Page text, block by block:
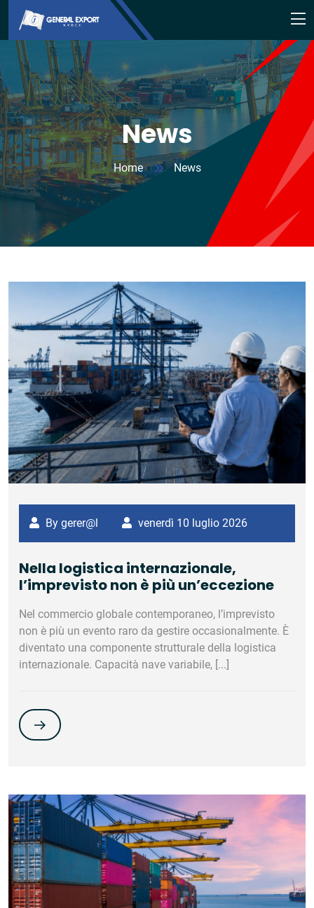
News
Home News
By gerer@l venerdì 10 luglio 2026
Nella logistica internazionale,
l’imprevisto non è più un’eccezione
Nel commercio globale contemporaneo, l’imprevisto
non è più un evento raro da gestire occasionalmente. È
diventato una componente strutturale della logistica
internazionale. Capacità nave variabile, [...]